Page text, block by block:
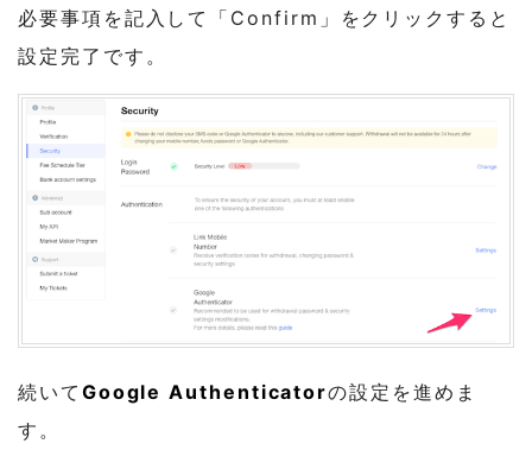
必要事項を記入して「Confirm」をクリックすると
設定完了です。
続いて Google Authenticatorの設定を進めま
す。